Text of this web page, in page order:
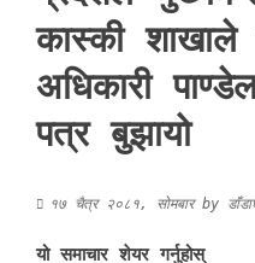
कास्की
अधिकारी
पत्र बुझायो
१७ चैत्र २०८१, सोमबारby
यो समाचार शेयर गर्नुहोस्